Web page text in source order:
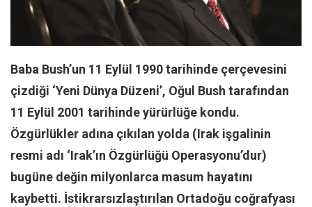
Facebook
Editörden
Kemal Özer
Mahmut Toptaş
Yvonne Ridley
Barış Tarımcıoğlu
Baba Bush’un 11 Eylül 1990 tarihinde çerçevesini
çizdiği ‘Yeni Dünya Düzeni’, Oğul Bush tarafından
11 Eylül 2001 tarihinde yürürlüğe kondu.
Özgürlükler adına çıkılan yolda (Irak işgalinin
resmi adı ‘Irak’ın Özgürlüğü Operasyonu’dur)
bugüne değin milyonlarca masum hayatını
kaybetti. İstikrarsızlaştırılan Ortadoğu coğrafyası